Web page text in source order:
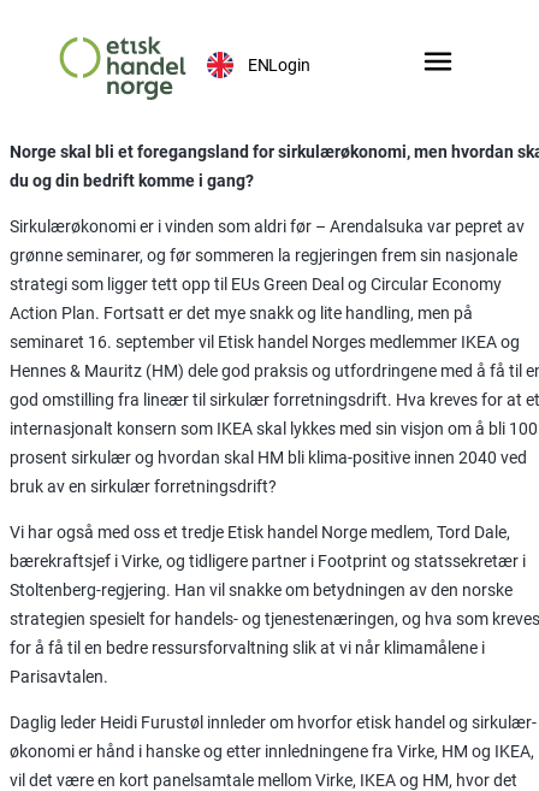
ENLogin
Norge skal bli et foregangsland for sirkulærøkonomi, men hvordan
du og din bedrift komme i gang?
Sirkulærøkonomi er i vinden som aldri før – Arendalsuka var pepret av
grønne seminarer, og før sommeren la regjeringen frem sin nasjonale
strategi som ligger tett opp til EUs Green Deal og Circular Economy
Action Plan. Fortsatt er det mye snakk og lite handling, men på
seminaret 16. september vil Etisk handel Norges medlemmer IKEA og
Hennes & Mauritz (HM) dele god praksis og utfordringene med å få til
god omstilling fra lineær til sirkulær forretningsdrift. Hva kreves for at et
internasjonalt konsern som IKEA skal lykkes med sin visjon om å bli 100
prosent sirkulær og hvordan skal HM bli klima-positive innen 2040 ved
bruk av en sirkulær forretningsdrift?
Vi har også med oss et tredje Etisk handel Norge medlem, Tord Dale,
bærekraftsjef i Virke, og tidligere partner i Footprint og statssekretær i
Stoltenberg-regjering. Han vil snakke om betydningen av den norske
strategien spesielt for handels- og tjenestenæringen, og hva som kreves
for å få til en bedre ressursforvaltning slik at vi når klimamålene i
Parisavtalen.
Daglig leder Heidi Furustøl innleder om hvorfor etisk handel og sirkulær-
økonomi er hånd i hanske og etter innledningene fra Virke, HM og IKEA,
vil det være en kort panelsamtale mellom Virke, IKEA og HM, hvor det